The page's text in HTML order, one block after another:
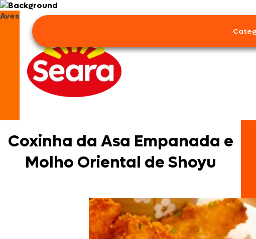
Aves
Coxinha da Asa Empanada e
Molho Oriental de Shoyu